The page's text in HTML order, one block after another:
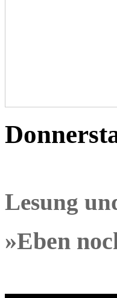
Lesung
»Eben